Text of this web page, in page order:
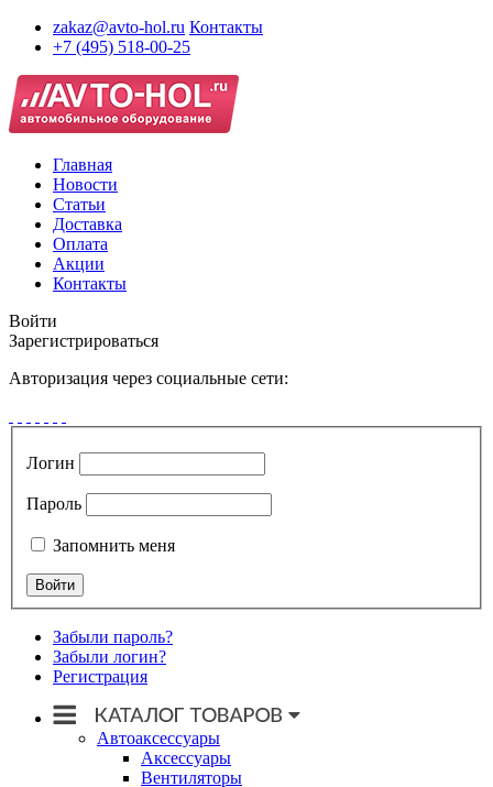
zakaz@avto-hol.ru Контакты
+7 (495) 518-00-25
Главная
Новости
Статьи
Доставка
Оплата
Акции
Контакты
Войти
Зарегистрироваться
Авторизация через социальные сети:
Логин
Пароль
Запомнить меня
Забыли пароль?
Забыли логин?
Регистрация
Автоаксессуары
Аксессуары
Вентиляторы